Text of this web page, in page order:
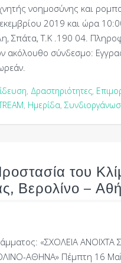
νοημοσύνης και
2019 και ώρα
Σπάτα, T.Κ .190 04.
ακόλουθο σύνδεσμο:
, Δραστηριότητες,
, Ημερίδα,
του
Βερολίνο –
«ΣΧΟΛΕΙΑ
ΑΘΗΝΑ» Πέμπτη 16